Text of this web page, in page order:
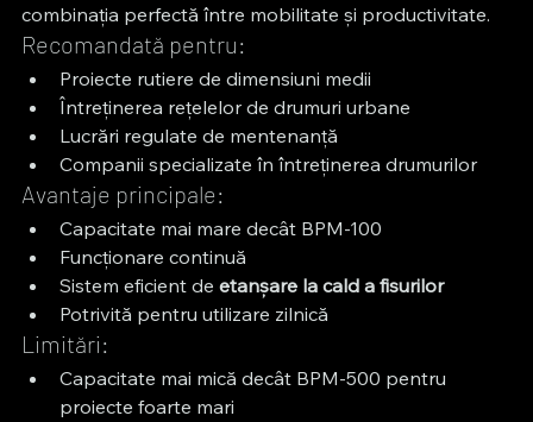
combinația perfectă între mobilitate și productivitate.
Recomandată pentru:
Proiecte rutiere de dimensiuni medii
Întreținerea rețelelor de drumuri urbane
Lucrări regulate de mentenanță
Companii specializate în întreținerea drumurilor
Avantaje principale:
Capacitate mai mare decât BPM-100
Funcționare continuă
Sistem eficient de etanșare la cald a fisurilor
Potrivită pentru utilizare zilnică
Limitări:
Capacitate mai mică decât BPM-500 pentru
proiecte foarte mari